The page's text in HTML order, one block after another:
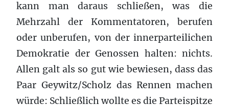
kann man daraus schließen, was die
Mehrzahl der Kommentatoren, berufen
oder unberufen, von der innerparteilichen
Demokratie der Genossen halten: nichts.
Allen galt als so gut wie bewiesen, dass das
Paar Geywitz/Scholz das Rennen machen
würde: Schließlich wollte es die Parteispitze